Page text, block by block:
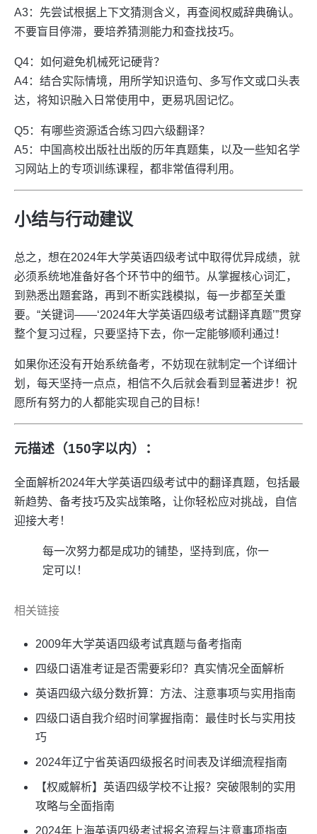
A3：先尝试根据上下文猜测含义，再查阅权威辞典确认。
不要盲目停滞，要培养猜测能力和查找技巧。
Q4：如何避免机械死记硬背？
A4：结合实际情境，用所学知识造句、多写作文或口头表
达，将知识融入日常使用中，更易巩固记忆。
Q5：有哪些资源适合练习四六级翻译？
A5：中国高校出版社出版的历年真题集，以及一些知名学
习网站上的专项训练课程，都非常值得利用。
小结与行动建议
总之，想在2024年大学英语四级考试中取得优异成绩，就
必须系统地准备好各个环节中的细节。从掌握核心词汇，
到熟悉出題套路，再到不断实践模拟，每一步都至关重
要。“关键词——‘2024年大学英语四级考试翻译真题’”贯穿
整个复习过程，只要坚持下去，你一定能够顺利通过！
如果你还没有开始系统备考，不妨现在就制定一个详细计
划，每天坚持一点点，相信不久后就会看到显著进步！祝
愿所有努力的人都能实现自己的目标！
元描述（150字以内）：
全面解析2024年大学英语四级考试中的翻译真题，包括最
新趋势、备考技巧及实战策略，让你轻松应对挑战，自信
迎接大考！
每一次努力都是成功的铺垫，坚持到底，你一
定可以！
相关链接
2009年大学英语四级考试真题与备考指南
四级口语准考证是否需要彩印？真实情况全面解析
英语四级六级分数折算：方法、注意事项与实用指南
四级口语自我介绍时间掌握指南：最佳时长与实用技
巧
2024年辽宁省英语四级报名时间表及详细流程指南
【权威解析】英语四级学校不让报？突破限制的实用
攻略与全面指南
2024年上海英语四级考试报名流程与注意事项指南